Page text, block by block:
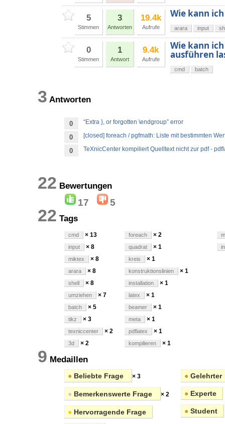
5
Stimmen
3
Antworten
19.4k
Aufrufe
Wie kann
arara input
0
Stimmen
1
Antwort
9.4k
Aufrufe
Wie kann
ausführen
cmd batch
3 Antworten
0 “Extra }, or forgotten \endgroup” error
0 [closed] foreach / pgfmath: Liste mit bestimmten
0 TeXnicCenter kompiliert Quelltext nicht zur pdf -
22 Bewertungen
17 5
22 Tags
cmd × 13
input × 8
miktex × 8
arara × 8
shell × 8
umziehen × 7
batch × 5
tikz × 3
texniccenter × 2
3d × 2
foreach × 2
quadrat × 1
kreis × 1
konstruktionslinien × 1
installation × 1
latex × 1
beamer × 1
meta × 1
pdflatex × 1
kompilieren × 1
9 Medaillen
● Beliebte Frage × 3
● Bemerkenswerte Frage × 2
● Hervorragende Frage
● Gelehrter
● Experte
● Student